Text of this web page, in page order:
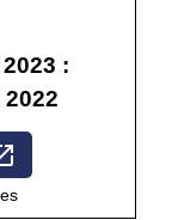
: